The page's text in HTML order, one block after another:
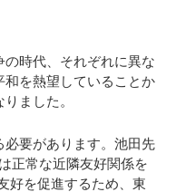
時代、それぞれに異な
和を熱望していることか
ました。
要があります。池田先
正常な近隣友好関係を
好を促進するため、東